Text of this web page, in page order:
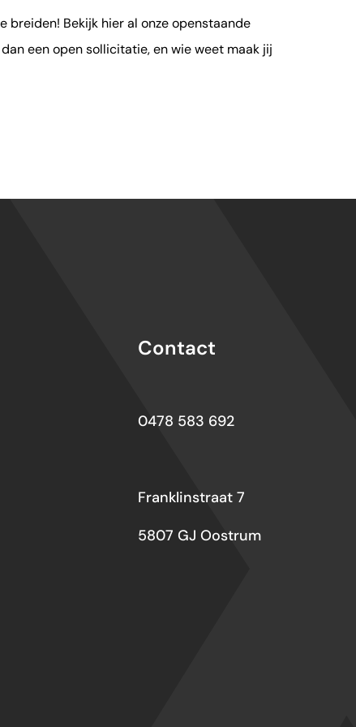
breiden! Bekijk hier al onze openstaande
een open sollicitatie, en wie weet maak jij
Contact
0478 583 692
Franklinstraat 7
5807 GJ Oostrum